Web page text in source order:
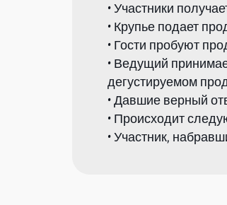
• Участники
• Крупье подает
• Гости пробуют
• Ведущий
дегустируемом
• Давшие верный
• Происходит
• Участник,